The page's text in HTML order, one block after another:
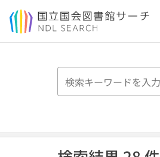
本文へ移動